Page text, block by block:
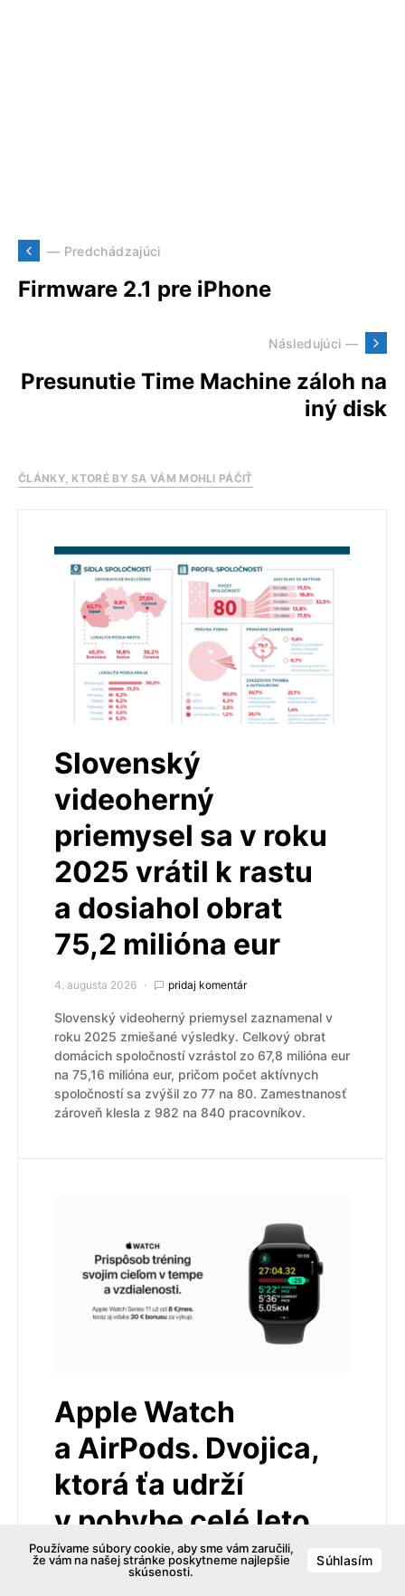
— Predchádzajúci
Firmware 2.1 pre iPhone
Následujúci —
Presunutie Time Machine záloh na
iný disk
ČLÁNKY, KTORÉ BY SA VÁM MOHLI PÁČIŤ
Slovenský
videoherný
priemysel sa v roku
2025 vrátil k rastu
a dosiahol obrat
75,2 milióna eur
4. augusta 2026 pridaj komentár
Slovenský videoherný priemysel zaznamenal v
roku 2025 zmiešané výsledky. Celkový obrat
domácich spoločností vzrástol zo 67,8 milióna eur
na 75,16 milióna eur, pričom počet aktívnych
spoločností sa zvýšil zo 77 na 80. Zamestnanosť
zároveň klesla z 982 na 840 pracovníkov.
Apple Watch
a AirPods. Dvojica,
ktorá ťa udrží
v pohybe celé leto.
28. júla 2026 pridaj komentár
Používame súbory cookie, aby sme vám zaručili,
že vám na našej stránke poskytneme najlepšie
skúsenosti.
Súhlasím